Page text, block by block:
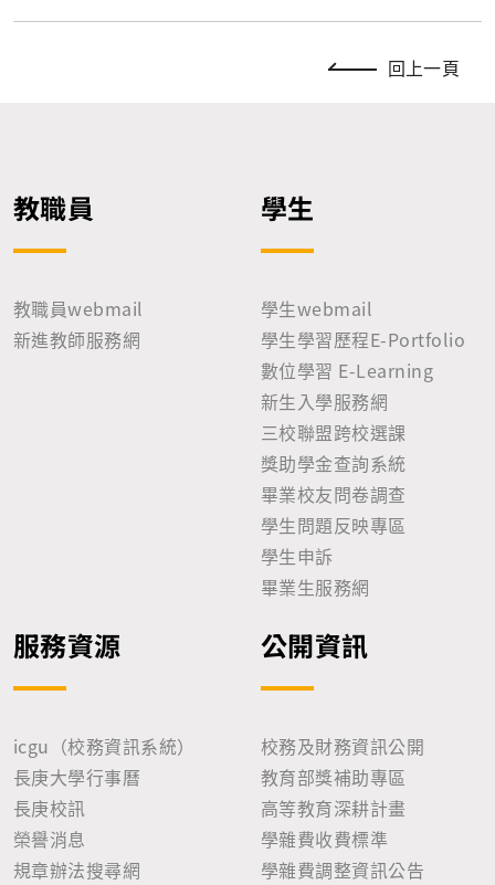
回上一頁
教職員
教職員webmail
新進教師服務網
學生
學生webmail
學生學習歷程E-Portfolio
數位學習 E-Learning
新生入學服務網
三校聯盟跨校選課
獎助學金查詢系統
畢業校友問卷調查
學生問題反映專區
學生申訴
畢業生服務網
服務資源
icgu（校務資訊系統）
長庚大學行事曆
長庚校訊
榮譽消息
規章辦法搜尋網
公開資訊
校務及財務資訊公開
教育部獎補助專區
高等教育深耕計畫
學雜費收費標準
學雜費調整資訊公告